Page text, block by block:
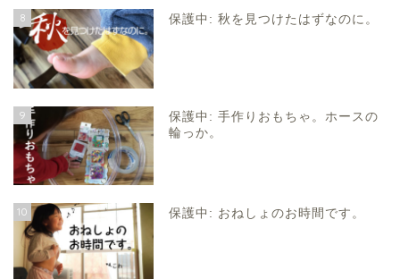
8 保護中: 秋を見つけたはずなのに。
9
保護中: 手作りおもちゃ。ホースの
輪っか。
10 保護中: おねしょのお時間です。